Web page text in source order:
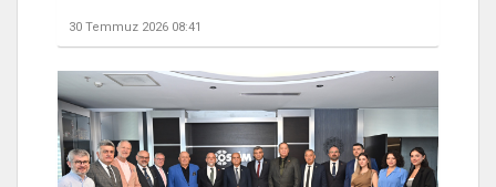
30 Temmuz 2026 08:41